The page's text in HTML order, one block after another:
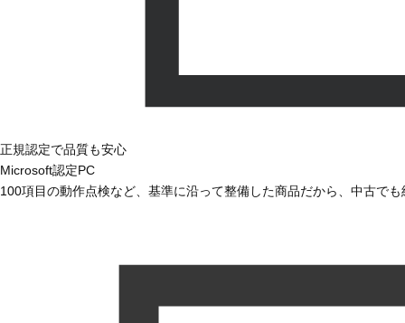
正規認定で品質も安心
Microsoft認定PC
100項目の動作点検など、基準に沿って整備した商品だから、中古で